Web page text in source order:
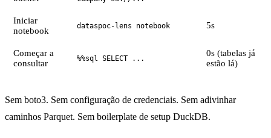
Iniciar
notebook
dataspoc-lens notebook 5s
Começar a
consultar
%%sql SELECT ...
0s (tabelas já
estão lá)
Sem boto3. Sem configuração de credenciais. Sem adivinhar
caminhos Parquet. Sem boilerplate de setup DuckDB.